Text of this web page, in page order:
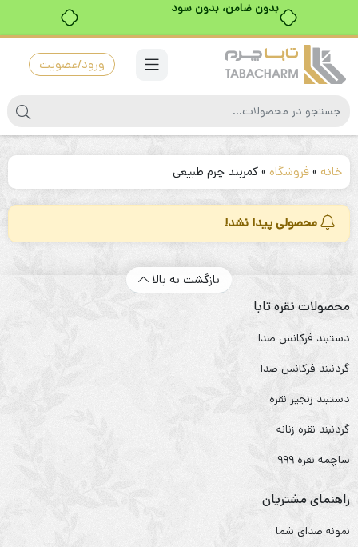
بدون ضامن، بدون سود
ورود/عضویت
خانه »فروشگاه »کمربند چرم طبیعی
محصولی پیدا نشد!
بازگشت به بالا
محصولات نقره تابا
دستبند فرکانس صدا
گردنبند فرکانس صدا
دستبند زنجیر نقره
گردنبند نقره زنانه
ساچمه نقره ۹۹۹
راهنمای مشتریان
نمونه صدای شما